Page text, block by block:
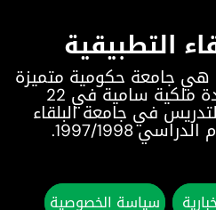
التطبيقية
هي جامعة حكومية متميزة
تأسست بموجب إرادة ملكية سامية في 22
بدأ التدريس في جامعة البلقاء
1997/1998.
سياسة الخصوصية